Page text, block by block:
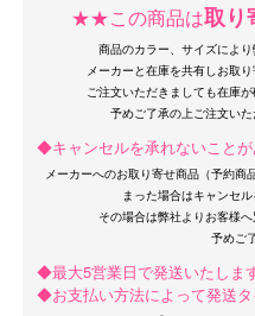
★★この商品は取り
商品のカラー、サイズによ
メーカーと在庫を共有しお取
ご注文いただきましても在庫
◆キャンセルを承れないことが
メーカーへのお取り寄せ商品（予約商
まった場合はキャンセ
その場合は弊社よりお客様
◆最大5営業日で発送いたします
◆お支払い方法によって発送タ